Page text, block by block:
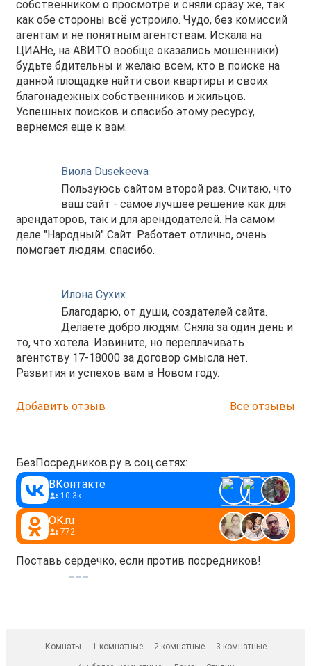
собственником о просмотре и сняли сразу же, так
как обе стороны всё устроило. Чудо, без комиссий
агентам и не понятным агентствам. Искала на
ЦИАНе, на АВИТО вообще оказались мошенники)
будьте бдительны и желаю всем, кто в поиске на
данной площадке найти свои квартиры и своих
благонадежных собственников и жильцов.
Успешных поисков и спасибо этому ресурсу,
вернемся еще к вам.
Виола Dusekeeva
Пользуюсь сайтом второй раз. Считаю, что
ваш сайт - самое лучшее решение как для
арендаторов, так и для арендодателей. На самом
деле "Народный" Сайт. Работает отлично, очень
помогает людям. спасибо.
Илона Сухих
Благодарю, от души, создателей сайта.
Делаете добро людям. Сняла за один день и
то, что хотела. Извините, но переплачивать
агентству 17-18000 за договор смысла нет.
Развития и успехов вам в Новом году.
Добавить отзыв Все отзывы
БезПосредников.ру в соц.сетях:
ВКонтакте
10.3к
OK.ru
772
Поставь сердечко, если против посредников!
Комнаты 1-комнатные 2-комнатные 3-комнатные